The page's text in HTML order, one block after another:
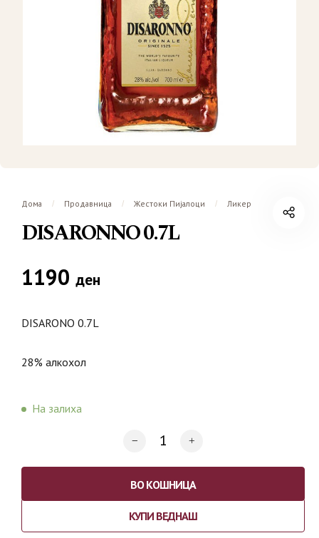
Дома / Продавница / Жестоки Пијалоци / Ликер
DISARONNO 0.7L
1190 ден
DISARONO 0.7L
28% алкохол
На залиха
ВО КОШНИЦА
КУПИ ВЕДНАШ